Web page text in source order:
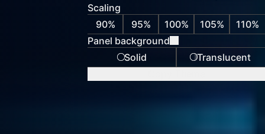
Scaling
90%
95% 100% 105%
110%
Panel background
Learn more about
Solid
Translucent